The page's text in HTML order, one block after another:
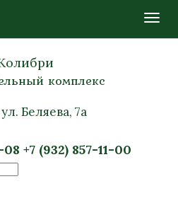
комплекс
Беляева, 7а
08 +7 (932) 857-11-00